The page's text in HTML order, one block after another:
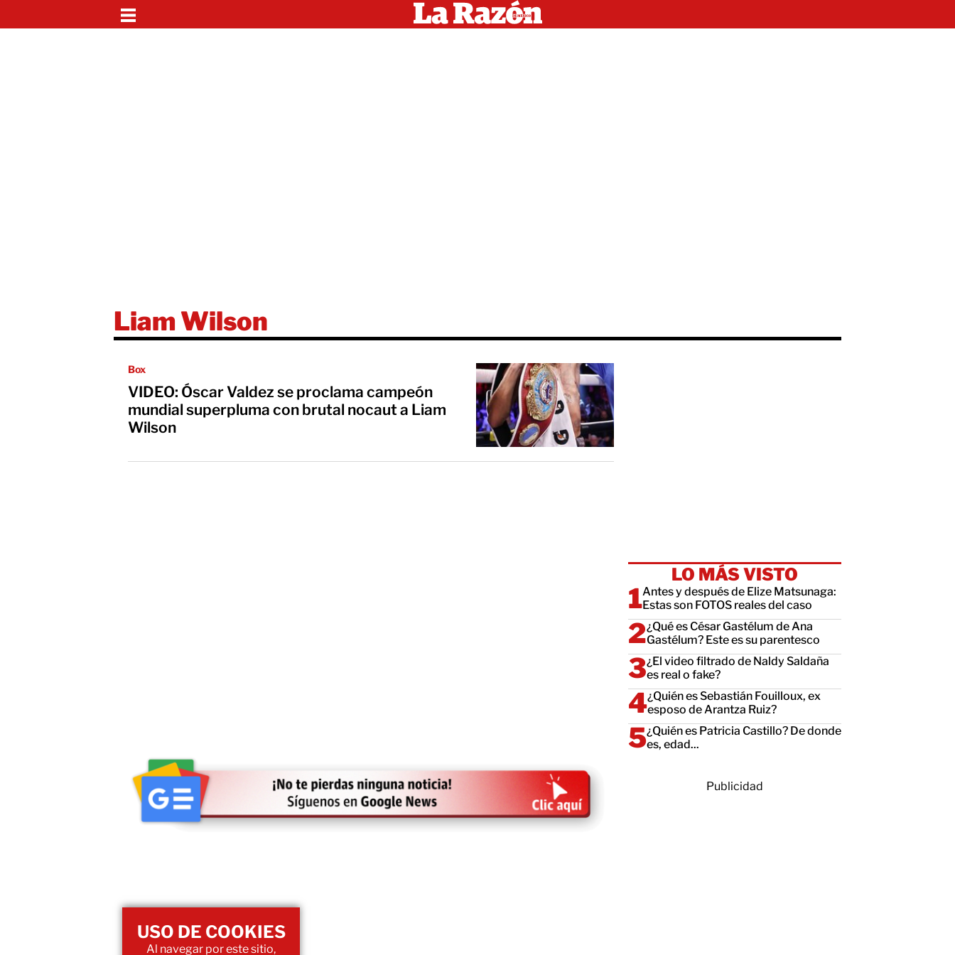
Liam Wilson
Box
VIDEO: Óscar Valdez se proclama campeón
mundial superpluma con brutal nocaut a Liam
Wilson
LO MÁS VISTO
Antes y después de Elize Matsunaga:
Estas son FOTOS reales del caso
¿Qué es César Gastélum de Ana
Gastélum? Este es su parentesco
¿El video filtrado de Naldy Saldaña
es real o fake?
¿Quién es Sebastián Fouilloux, ex
esposo de Arantza Ruiz?
¿Quién es Patricia Castillo? De donde
es, edad...
Publicidad
USO DE COOKIES
Al navegar por este sitio,